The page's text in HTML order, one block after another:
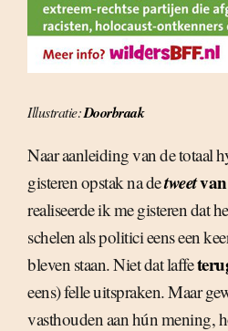
Illustratie:Doorbraak
Naar aanleiding van de totaal
gisteren opstak na detweetvan
realiseerde ik me gisteren dat
schelen als politici eens een
bleven staan. Niet dat laffe
eens) felle uitspraken. Maar
vasthouden aan hún mening,